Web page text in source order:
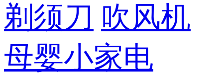
剃须刀 吹风机
母婴小家电